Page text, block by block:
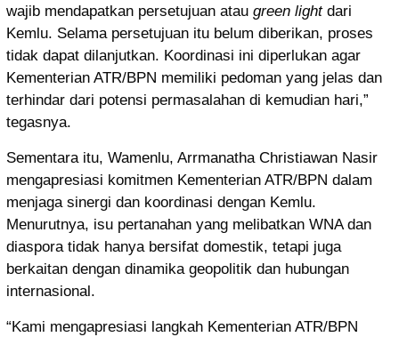
wajib mendapatkan persetujuan atau green lightdari
Kemlu. Selama persetujuan itu belum diberikan, proses
tidak dapat dilanjutkan. Koordinasi ini diperlukan agar
Kementerian ATR/BPN memiliki pedoman yang jelas dan
terhindar dari potensi permasalahan di kemudian hari,”
tegasnya.
Sementara itu, Wamenlu, Arrmanatha Christiawan Nasir
mengapresiasi komitmen Kementerian ATR/BPN dalam
menjaga sinergi dan koordinasi dengan Kemlu.
Menurutnya, isu pertanahan yang melibatkan WNA dan
diaspora tidak hanya bersifat domestik, tetapi juga
berkaitan dengan dinamika geopolitik dan hubungan
internasional.
“Kami mengapresiasi langkah Kementerian ATR/BPN